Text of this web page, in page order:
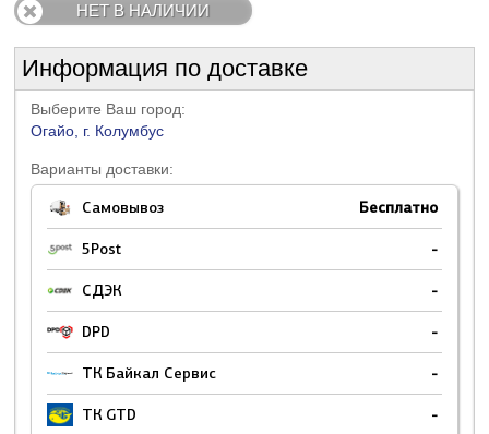
НЕТ В НАЛИЧИИ
Информация по доставке
Выберите Ваш город:
Огайо, г. Колумбус
Варианты доставки:
Самовывоз Бесплатно
5Post -
СДЭК -
DPD -
ТК Байкал Сервис -
ТК GTD -